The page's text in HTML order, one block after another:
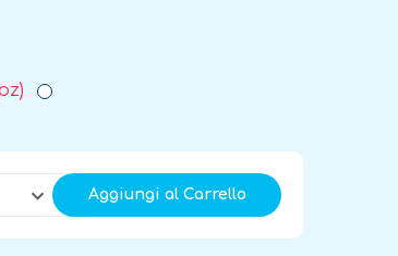
Aggiungi al Carrello